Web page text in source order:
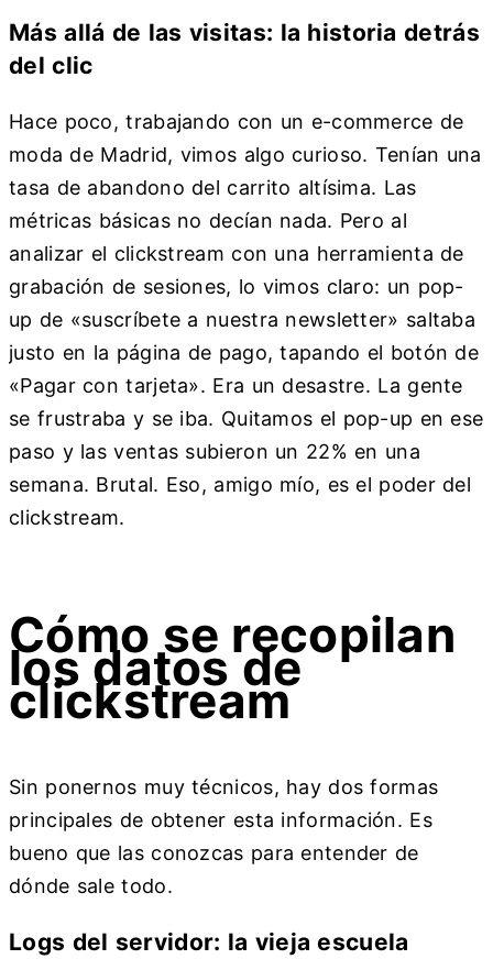
Más allá de las visitas: la historia detrás
del clic
Hace poco, trabajando con un e-commerce de
moda de Madrid, vimos algo curioso. Tenían una
tasa de abandono del carrito altísima. Las
métricas básicas no decían nada. Pero al
analizar el clickstream con una herramienta de
grabación de sesiones, lo vimos claro: un pop-
up de «suscríbete a nuestra newsletter» saltaba
justo en la página de pago, tapando el botón de
«Pagar con tarjeta». Era un desastre. La gente
se frustraba y se iba. Quitamos el pop-up en ese
paso y las ventas subieron un 22% en una
semana. Brutal. Eso, amigo mío, es el poder del
clickstream.
Cómo se recopilan
los datos de
clickstream
Sin ponernos muy técnicos, hay dos formas
principales de obtener esta información. Es
bueno que las conozcas para entender de
dónde sale todo.
Logs del servidor: la vieja escuela